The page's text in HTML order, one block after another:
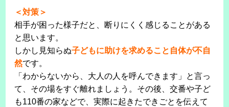
＜対策＞
相手が困った様子だと、断りにくく感じることがある
と思います。
しかし見知らぬ子どもに助けを求めること自体が不自
然です。
「わからないから、大人の人を呼んできます」と言っ
て、その場をすぐ離れましょう。その後、交番や子ど
も110番の家などで、実際に起きたできごとを伝えて